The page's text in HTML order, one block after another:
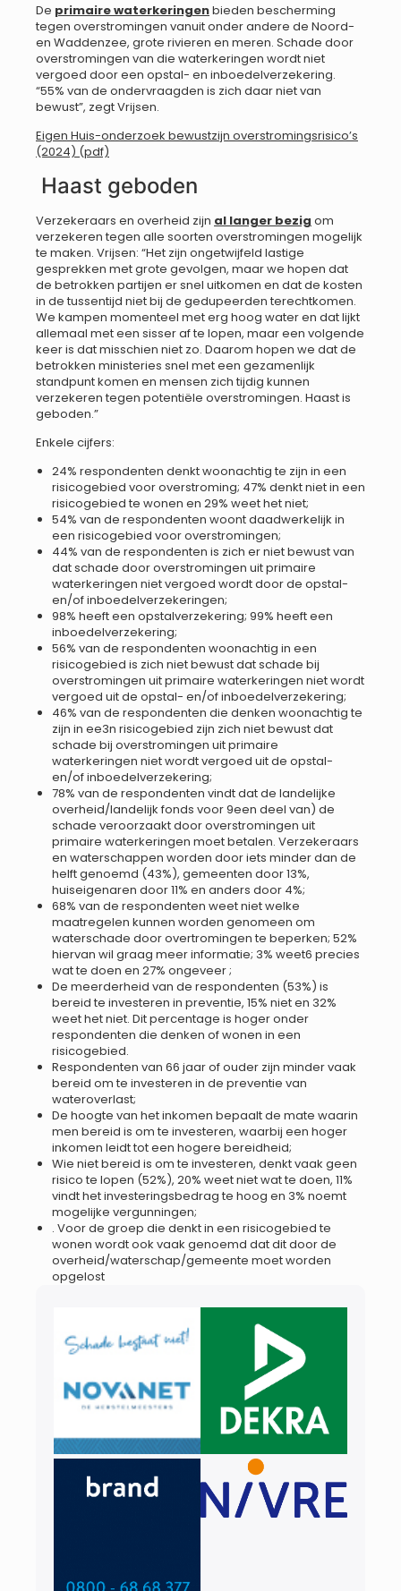
De primaire waterkeringenbieden bescherming
tegen overstromingen vanuit onder andere de Noord-
en Waddenzee, grote rivieren en meren. Schade door
overstromingen van die waterkeringen wordt niet
vergoed door een opstal- en inboedelverzekering.
“55% van de ondervraagden is zich daar niet van
bewust”, zegt Vrijsen.
Eigen Huis-onderzoek bewustzijn overstromingsrisico’s
(2024) (pdf)
Haast geboden
Verzekeraars en overheid zijn al langer bezig om
verzekeren tegen alle soorten overstromingen mogelijk
te maken. Vrijsen: “Het zijn ongetwijfeld lastige
gesprekken met grote gevolgen, maar we hopen dat
de betrokken partijen er snel uitkomen en dat de kosten
in de tussentijd niet bij de gedupeerden terechtkomen.
We kampen momenteel met erg hoog water en dat lijkt
allemaal met een sisser af te lopen, maar een volgende
keer is dat misschien niet zo. Daarom hopen we dat de
betrokken ministeries snel met een gezamenlijk
standpunt komen en mensen zich tijdig kunnen
verzekeren tegen potentiële overstromingen. Haast is
geboden.”
Enkele cijfers:
24% respondenten denkt woonachtig te zijn in een
risicogebied voor overstroming; 47% denkt niet in een
risicogebied te wonen en 29% weet het niet;
54% van de respondenten woont daadwerkelijk in
een risicogebied voor overstromingen;
44% van de respondenten is zich er niet bewust van
dat schade door overstromingen uit primaire
waterkeringen niet vergoed wordt door de opstal-
en/of inboedelverzekeringen;
98% heeft een opstalverzekering; 99% heeft een
inboedelverzekering;
56% van de respondenten woonachtig in een
risicogebied is zich niet bewust dat schade bij
overstromingen uit primaire waterkeringen niet wordt
vergoed uit de opstal- en/of inboedelverzekering;
46% van de respondenten die denken woonachtig te
zijn in ee3n risicogebied zijn zich niet bewust dat
schade bij overstromingen uit primaire
waterkeringen niet wordt vergoed uit de opstal-
en/of inboedelverzekering;
78% van de respondenten vindt dat de landelijke
overheid/landelijk fonds voor 9een deel van) de
schade veroorzaakt door overstromingen uit
primaire waterkeringen moet betalen. Verzekeraars
en waterschappen worden door iets minder dan de
helft genoemd (43%), gemeenten door 13%,
huiseigenaren door 11% en anders door 4%;
68% van de respondenten weet niet welke
maatregelen kunnen worden genomeen om
waterschade door overtromingen te beperken; 52%
hiervan wil graag meer informatie; 3% weet6 precies
wat te doen en 27% ongeveer ;
De meerderheid van de respondenten (53%) is
bereid te investeren in preventie, 15% niet en 32%
weet het niet. Dit percentage is hoger onder
respondenten die denken of wonen in een
risicogebied.
Respondenten van 66 jaar of ouder zijn minder vaak
bereid om te investeren in de preventie van
wateroverlast;
De hoogte van het inkomen bepaalt de mate waarin
men bereid is om te investeren, waarbij een hoger
inkomen leidt tot een hogere bereidheid;
Wie niet bereid is om te investeren, denkt vaak geen
risico te lopen (52%), 20% weet niet wat te doen, 11%
vindt het investeringsbedrag te hoog en 3% noemt
mogelijke vergunningen;
. Voor de groep die denkt in een risicogebied te
wonen wordt ook vaak genoemd dat dit door de
overheid/waterschap/gemeente moet worden
opgelost